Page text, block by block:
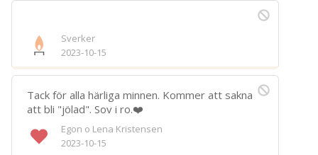
Spara
Välj bakgrund
Sverker
2023-10-15
Tack för alla härliga minnen. Kommer att sakna
att bli "jölad". Sov i ro.❤️
Egon o Lena Kristensen
2023-10-15